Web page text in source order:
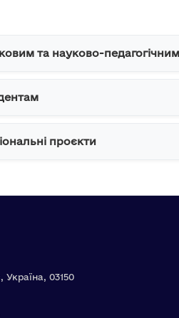
та науково-
проєкти
Україна, 03150